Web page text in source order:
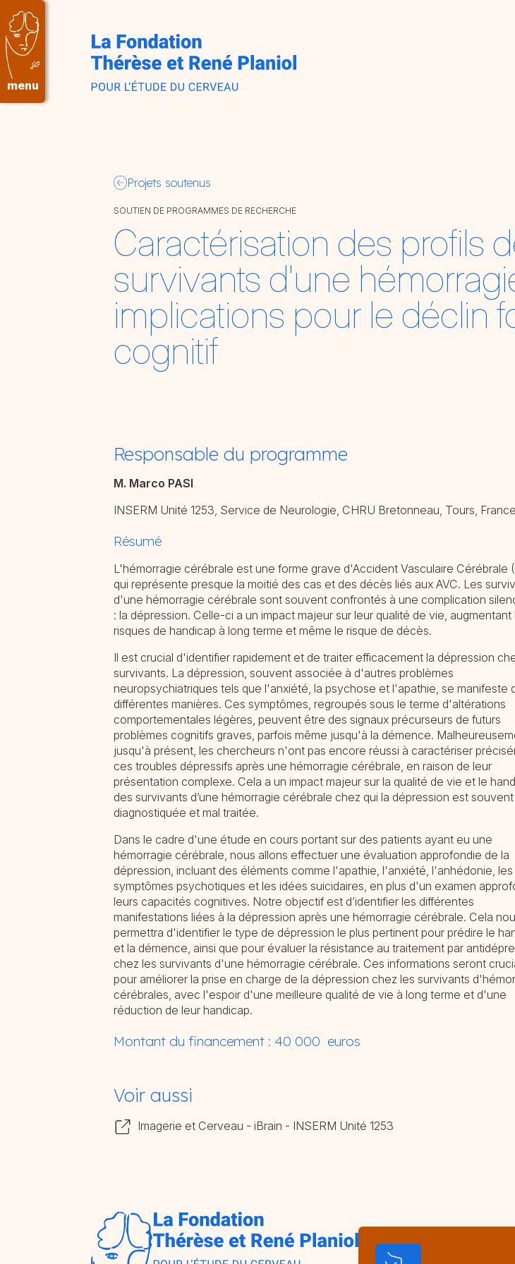
Aller au contenu principal
menu
Projets soutenus
SOUTIEN DE PROGRAMMES DE RECHERCHE
Caractérisation des profils
survivants d'une
implications pour le déclin
cognitif
Responsable du programme
M. Marco PASI
INSERM Unité 1253, Service de Neurologie, CHRU Bretonneau, Tours, France
Résumé
L'hémorragie cérébrale est une forme grave d'Accident Vasculaire Cérébrale
qui représente presque la moitié des cas et des décès liés aux AVC. Les
d'une hémorragie cérébrale sont souvent confrontés à une complication
: la dépression. Celle-ci a un impact majeur sur leur qualité de vie, augmentant
risques de handicap à long terme et même le risque de décès.
Il est crucial d'identifier rapidement et de traiter efficacement la dépression
survivants. La dépression, souvent associée à d'autres problèmes
neuropsychiatriques tels que l'anxiété, la psychose et l'apathie, se manifeste
différentes manières. Ces symptômes, regroupés sous le terme d'altérations
comportementales légères, peuvent être des signaux précurseurs de futurs
problèmes cognitifs graves, parfois même jusqu'à la démence.
jusqu'à présent, les chercheurs n'ont pas encore réussi à caractériser
ces troubles dépressifs après une hémorragie cérébrale, en raison de leur
présentation complexe. Cela a un impact majeur sur la qualité de vie et le
des survivants d’une hémorragie cérébrale chez qui la dépression est
diagnostiquée et mal traitée.
Dans le cadre d'une étude en cours portant sur des patients ayant eu une
hémorragie cérébrale, nous allons effectuer une évaluation approfondie de la
dépression, incluant des éléments comme l'apathie, l'anxiété, l'anhédonie, les
symptômes psychotiques et les idées suicidaires, en plus d'un examen
leurs capacités cognitives. Notre objectif est d’identifier les différentes
manifestations liées à la dépression après une hémorragie cérébrale. Cela
permettra d'identifier le type de dépression le plus pertinent pour prédire le
et la démence, ainsi que pour évaluer la résistance au traitement par
chez les survivants d'une hémorragie cérébrale. Ces informations seront
pour améliorer la prise en charge de la dépression chez les survivants
cérébrales, avec l'espoir d'une meilleure qualité de vie à long terme et d'une
réduction de leur handicap.
Montant du financement : 40 000 euros
Voir aussi
Imagerie et Cerveau - iBrain - INSERM Unité 1253